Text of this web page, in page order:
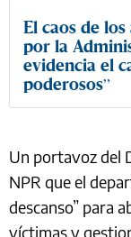
El caos de
por la
evidencia el
poderosos”
Un portavoz del
NPR que el
descanso” para
víctimas y